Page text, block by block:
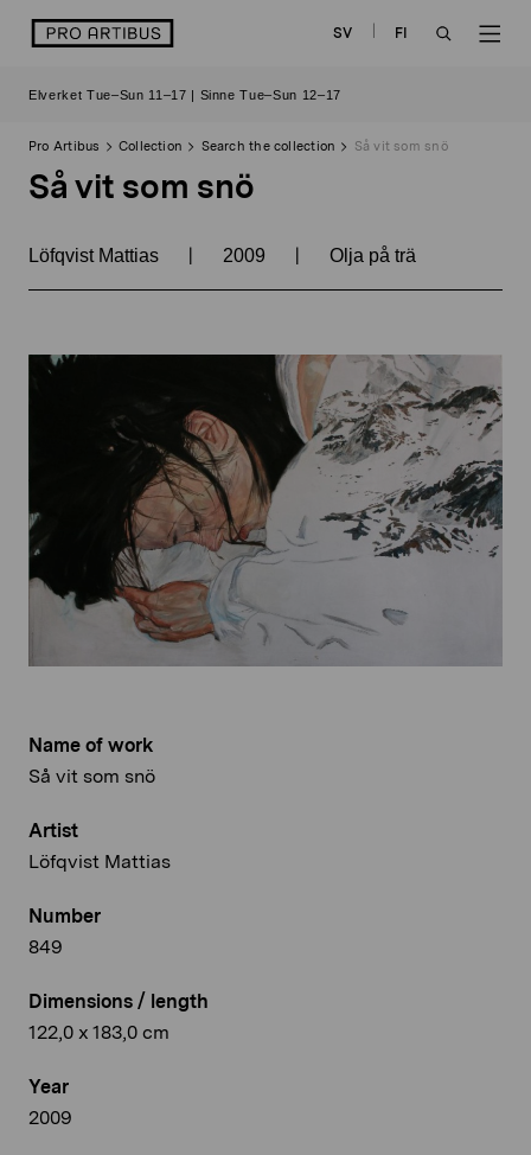
logo SV
FI
Elverket Tue–Sun 11–17 | Sinne Tue–Sun 12–17
Pro Artibus Collection Search the collection Så vit som snö
Så vit som snö
Löfqvist Mattias | 2009 | Olja på trä
Name of work
Så vit som snö
Artist
Löfqvist Mattias
Number
849
Dimensions / length
122,0 x 183,0 cm
Year
2009